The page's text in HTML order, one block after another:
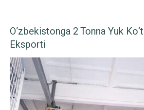
O‘zbekistonga 2 Tonna Yuk
Eksporti